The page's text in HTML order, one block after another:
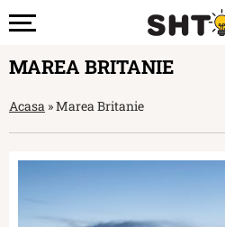
MAREA BRITANIE
Acasa »Marea Britanie